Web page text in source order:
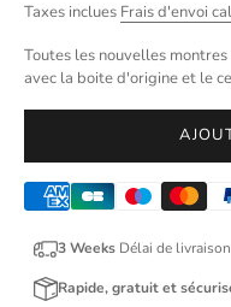
Taxes inclues Frais d'envoi
Toutes les nouvelles
avec la boite d'origine et le
3 Weeks Délai de livraison
Rapide, gratuit et